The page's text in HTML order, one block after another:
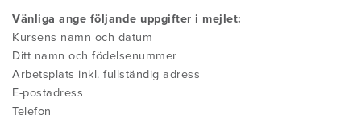
Vänliga ange följande uppgifter i mejlet:
Kursens namn och datum
Ditt namn och födelsenummer
Arbetsplats inkl. fullständig adress
E-postadress
Telefon